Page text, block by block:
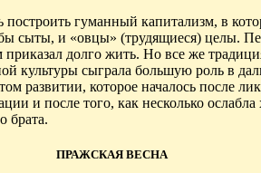
построить гуманный капитализм, в
сыты, и «овцы» (трудящиеся) целы.
долго жить. Но все же
культуры сыграла большую роль в
развитии, которое началось после
и после того, как несколько ослабла
брата.
ПРАЖСКАЯ ВЕСНА